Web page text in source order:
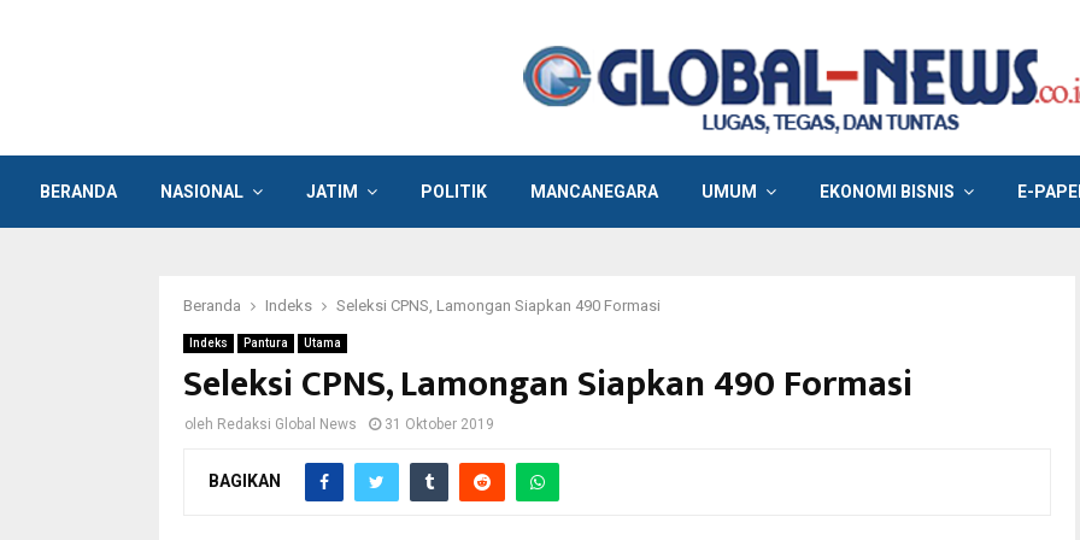
BERANDA NASIONAL JATIM POLITIK MANCANEGARA UMUM EKONOMI BISNIS E-
Beranda Indeks Seleksi CPNS, Lamongan Siapkan 490 Formasi
Indeks Pantura Utama
Seleksi CPNS, Lamongan Siapkan 490 Formasi
oleh Redaksi Global News 31 Oktober 2019
BAGIKAN